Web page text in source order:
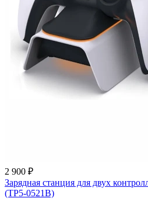
2 900 ₽
Зарядная станция для двух
(TP5-0521B)